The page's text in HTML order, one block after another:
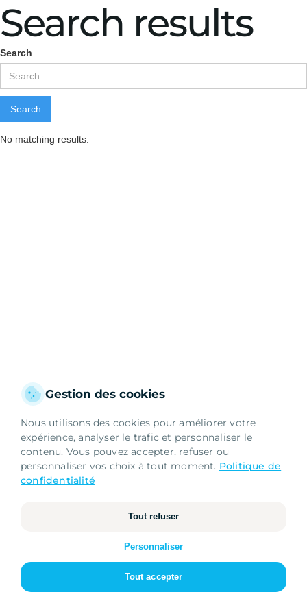
Search results
Search
No matching results.
Gestion des cookies
Nous utilisons des cookies pour améliorer votre
expérience, analyser le trafic et personnaliser le
contenu. Vous pouvez accepter, refuser ou
personnaliser vos choix à tout moment. Politique de
confidentialité
Analytiques
Mesure d'audience et statistiques
Tout refuser
Personnaliser
Tout accepter